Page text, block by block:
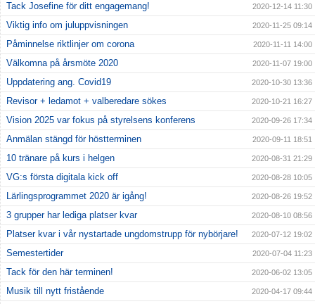
Tack Josefine för ditt engagemang! 2020-12-14 11:30
Viktig info om juluppvisningen 2020-11-25 09:14
Påminnelse riktlinjer om corona 2020-11-11 14:00
Välkomna på årsmöte 2020 2020-11-07 19:00
Uppdatering ang. Covid19 2020-10-30 13:36
Revisor + ledamot + valberedare sökes 2020-10-21 16:27
Vision 2025 var fokus på styrelsens konferens 2020-09-26 17:34
Anmälan stängd för höstterminen 2020-09-11 18:51
10 tränare på kurs i helgen 2020-08-31 21:29
VG:s första digitala kick off 2020-08-28 10:05
Lärlingsprogrammet 2020 är igång! 2020-08-26 19:52
3 grupper har lediga platser kvar 2020-08-10 08:56
Platser kvar i vår nystartade ungdomstrupp för nybörjare! 2020-07-12 19:02
Semestertider 2020-07-04 11:23
Tack för den här terminen! 2020-06-02 13:05
Musik till nytt fristående 2020-04-17 09:44